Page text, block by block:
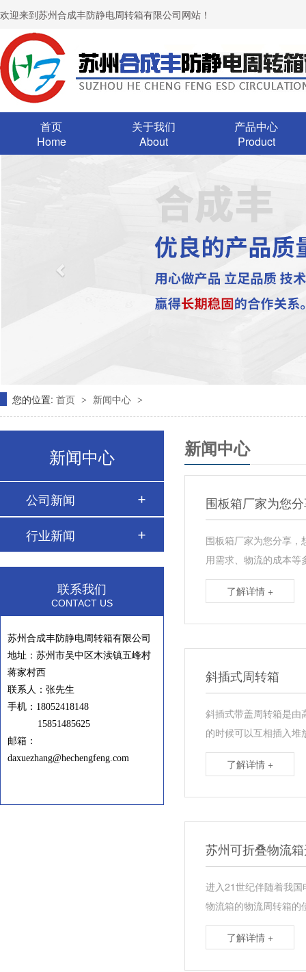
欢迎来到苏州合成丰防静电周转箱有限公司网站！
首页
Home
关于我们
About
产品中心
Product
您的位置: 首页 > 新闻中心 >
新闻中心
公司新闻
行业新闻
联系我们
CONTACT US
苏州合成丰防静电周转箱有限公司
地址：苏州市吴中区木渎镇五峰村
蒋家村西
联系人：张先生
手机： 18052418148
15851485625
邮箱：
daxuezhang@hechengfeng.com
新闻中心
围板箱厂家为您
围板箱厂家为您分享
用需求、物流的成本等
了解详情 +
斜插式周转箱
斜插式带盖周转箱是由
的时候可以互相插入
了解详情 +
苏州可折叠物流
进入21世纪伴随着我
物流箱的物流周转箱
了解详情 +